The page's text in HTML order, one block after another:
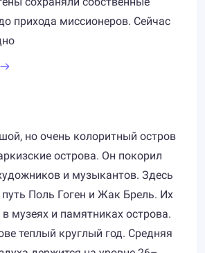
прихода миссионеров. Сейчас
но очень колоритный остров
острова. Он покорил
и музыкантов. Здесь
Поль Гоген и Жак Брель. Их
музеях и памятниках острова.
теплый круглый год. Средняя